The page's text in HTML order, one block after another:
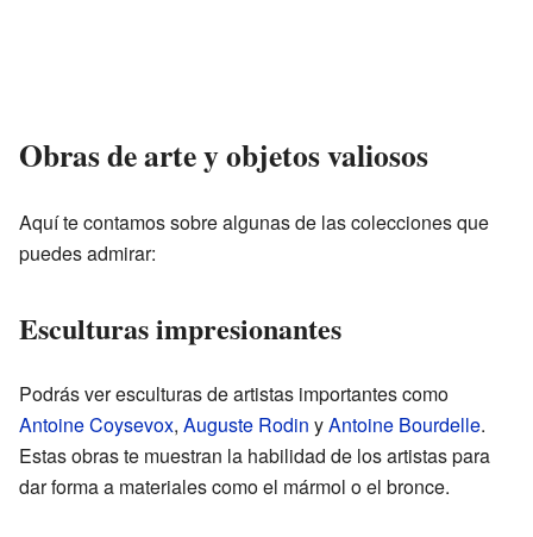
Obras de arte y objetos valiosos
Aquí te contamos sobre algunas de las colecciones que
puedes admirar:
Esculturas impresionantes
Podrás ver esculturas de artistas importantes como
Antoine Coysevox, Auguste Rodin yAntoine Bourdelle.
Estas obras te muestran la habilidad de los artistas para
dar forma a materiales como el mármol o el bronce.